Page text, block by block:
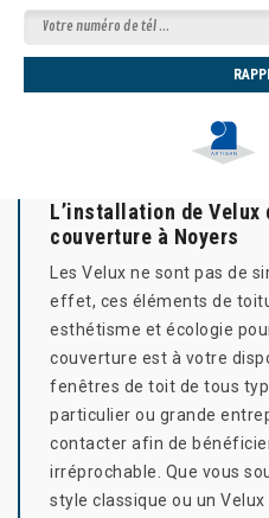
L’installation de
couverture à Noyers
Les Velux ne sont pas de
effet, ces éléments de
esthétisme et écologie
couverture est à votre
fenêtres de toit de tous
particulier ou grande
contacter afin de
irréprochable. Que vous
style classique ou un